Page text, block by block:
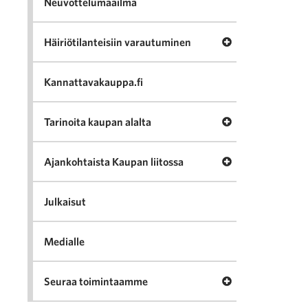
Häiriötilanteisiin varautuminen Avaa valikko
Kannattavakauppa.fi
Tarinoita kaupan alalta Avaa valikko
Ajankohtaista Kaupan liitossa Avaa valikko
Julkaisut
Medialle
Seuraa toimintaamme Avaa valikko